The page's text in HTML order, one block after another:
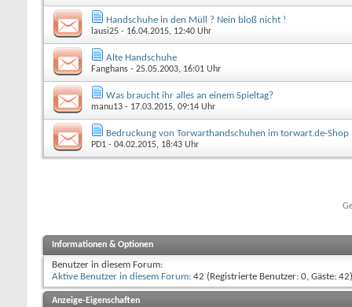
Handschuhe in den Müll ? Nein bloß nicht !
lausi25 - 16.04.2015, 12:40 Uhr
Alte Handschuhe
Fanghans - 25.05.2003, 16:01 Uhr
Was braucht ihr alles an einem Spieltag?
manu13 - 17.03.2015, 09:14 Uhr
Bedruckung von Torwarthandschuhen im torwart.de-Shop
PD1 - 04.02.2015, 18:43 Uhr
Informationen & Optionen
Benutzer in diesem Forum:
Aktive Benutzer in diesem Forum: 42 (Registrierte Benutzer: 0, Gäste: 42)
Anzeige-Eigenschaften